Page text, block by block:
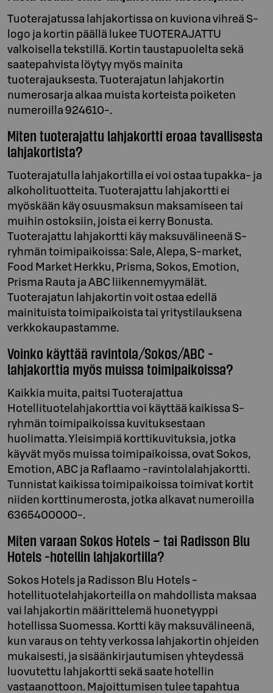
Tuoterajatussa lahjakortissa on kuviona vihreä S-
logo ja kortin päällä lukee TUOTERAJATTU
valkoisella tekstillä. Kortin taustapuolelta sekä
saatepahvista löytyy myös mainita
tuoterajauksesta. Tuoterajatun lahjakortin
numerosarja alkaa muista korteista poiketen
numeroilla 924610-.
Miten tuoterajattu lahjakortti eroaa tavallisesta
lahjakortista?
Tuoterajatulla lahjakortilla ei voi ostaa tupakka- ja
alkoholituotteita.Tuoterajattu lahjakortti ei
myöskään käy osuusmaksun maksamiseen tai
muihin ostoksiin, joista ei kerry Bonusta.
Tuoterajattu lahjakortti käy maksuvälineenä S-
ryhmän toimipaikoissa: Sale, Alepa, S-market,
Food Market Herkku, Prisma, Sokos, Emotion,
Prisma Rauta ja ABC liikennemyymälät.
Tuoterajatun lahjakortin voit ostaa edellä
mainituista toimipaikoista tai yritystilauksena
verkkokaupastamme.
Voinko käyttää ravintola/Sokos/ABC -
lahjakorttia myös muissa toimipaikoissa?
Kaikkia muita, paitsi Tuoterajattua
Hotellituotelahjakorttia voi käyttää kaikissa S-
ryhmän toimipaikoissa kuvituksestaan
huolimatta. Yleisimpiä korttikuvituksia, jotka
käyvät myös muissa toimipaikoissa, ovat Sokos,
Emotion, ABC ja Raflaamo -ravintolalahjakortti.
Tunnistat kaikissa toimipaikoissa toimivat kortit
niiden korttinumerosta, jotka alkavat numeroilla
6365400000-.
Miten varaan Sokos Hotels – tai Radisson Blu
Hotels -hotellin lahjakortilla?
Sokos Hotels ja Radisson Blu Hotels -
hotellituotelahjakorteilla on mahdollista maksaa
vai lahjakortin määrittelemä huonetyyppi
hotellissa Suomessa. Kortti käy maksuvälineenä,
kun varaus on tehty verkossa lahjakortin ohjeiden
mukaisesti, ja sisäänkirjautumisen yhteydessä
luovutettu lahjakortti sekä saate hotellin
vastaanottoon. Majoittumisen tulee tapahtua